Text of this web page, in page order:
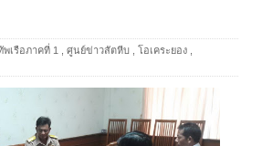
พเรือภาคที่ 1 ศูนย์ข่าวสัตหีบ โอเคระยอง